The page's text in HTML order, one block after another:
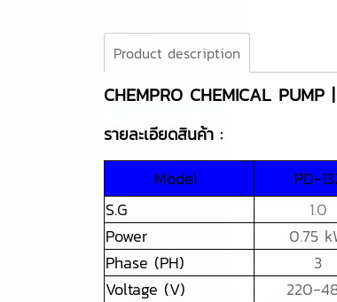
Product description
CHEMPRO CHEMICAL
รายละเอียดสินค้า :
Model
PD-
S.G
1.0
Power
0.75
Phase (PH)
3
Voltage (V)
220-